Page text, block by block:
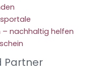
nachhaltig helfen
Partner